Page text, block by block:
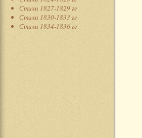
Стихи 1827-1829 гг
Стихи 1830-1833 гг
Стихи 1834-1836 гг